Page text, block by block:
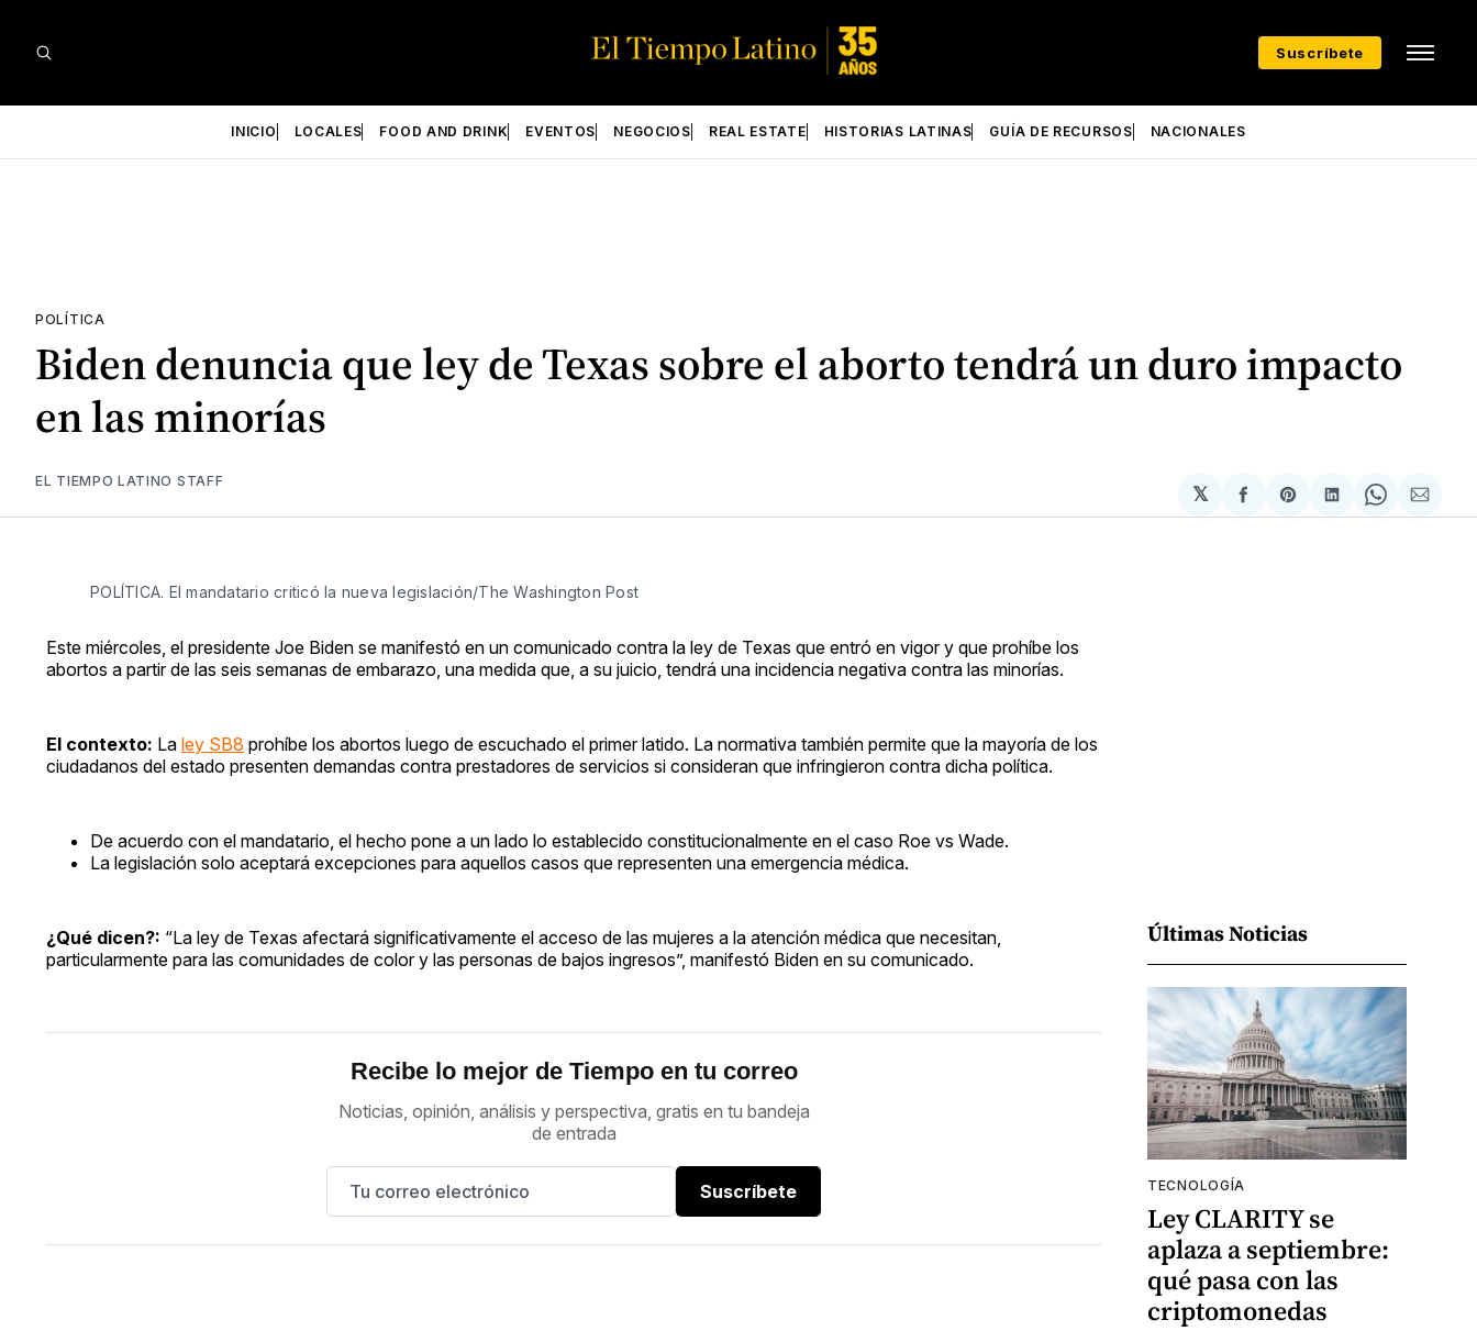
Suscríbete
INICIO LOCALES FOOD AND DRINK EVENTOS NEGOCIOS REAL ESTATE HISTORIAS LATINAS GUÍA DE RECURSOS NACIONALES
POLÍTICA
Biden denuncia que ley de Texas sobre el aborto tendrá un duro impacto
en las minorías
EL TIEMPO LATINO STAFF
𝕏
Compartir
en
Share
on
Compartir
en
Share
on
via
POLÍTICA. El mandatario criticó la nueva legislación/The Washington Post
Este miércoles, el presidente Joe Biden se manifestó en un comunicado contra la ley de Texas que entró en vigor y que prohíbe los
abortos a partir de las seis semanas de embarazo, una medida que, a su juicio, tendrá una incidencia negativa contra las minorías.
El contexto: La ley SB8 prohíbe los abortos luego de escuchado el primer latido. La normativa también permite que la mayoría de los
ciudadanos del estado presenten demandas contra prestadores de servicios si consideran que infringieron contra dicha política.
De acuerdo con el mandatario, el hecho pone a un lado lo establecido constitucionalmente en el caso Roe vs Wade.
La legislación solo aceptará excepciones para aquellos casos que representen una emergencia médica.
¿Qué dicen?: “La ley de Texas afectará significativamente el acceso de las mujeres a la atención médica que necesitan,
particularmente para las comunidades de color y las personas de bajos ingresos”, manifestó Biden en su comunicado.
Recibe lo mejor de Tiempo en tu correo
Noticias, opinión, análisis y perspectiva, gratis en tu bandeja
de entrada
Suscríbete
Últimas Noticias
TECNOLOGÍA
Ley CLARITY se
aplaza a septiembre:
qué pasa con las
criptomonedas